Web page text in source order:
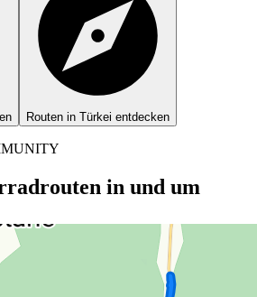
Routen in Türkei entdecken
in und um